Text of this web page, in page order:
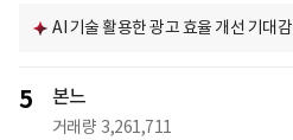
AI 기술 활용한 광고 효율 개선 기대감
5 본느
거래량 3,261,711